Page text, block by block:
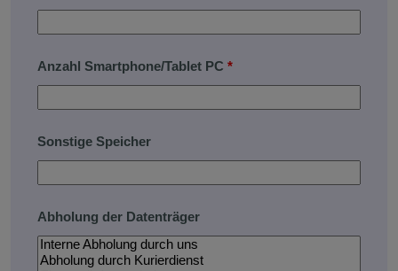
Anzahl Smartphone/Tablet PC *
Sonstige Speicher
Abholung der Datenträger